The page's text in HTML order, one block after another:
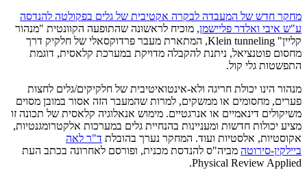
מחקר חדש של המעבדה לבקרה אקטיבית של גלים בפקולטה להנדסה
ע"ש איבי ואלדר פליישמן, מוכיח לראשונה שהתופעה הקוונטית "מנהור
קליין" Klein tunneling, המתארת מעבר פרדוקסאלי של חלקיק דרך
מחסום פוטנציאל, ניתנת להקבלה מדויקת במערכת קלאסית, דוגמת
התפשטות גלי קול.
מנהור הינו יכולת חריגה ולא-אינטואיטיבית של חלקיקים/גלים לחצות
פערים, מחסומים או ממשקים, למרות שהמעבר הזה אסור במובן מסוים
משיקולים דינאמיים או אנרגטיים. מימוש אנאלוגיה קלאסית של תכונה זו
מציע יכולות חדשות ומעניינות בהנחיית גלים במערכות אלקטרומגנטיות,
אקוסטיות, אלסטיות ועוד. המחקר נערך בהובלת ד"ר לאה
ביילקין-סירוטה מביה"ס להנדסת מכנית, ופורסם לאחרונה בכתב העת
Physical Review Applied.